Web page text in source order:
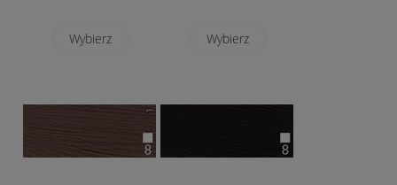
Wybierz Wybierz